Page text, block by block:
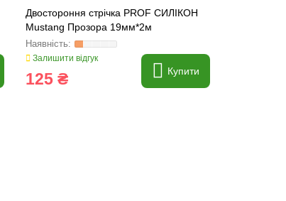
Двостороння стрічка PROF СИЛІКОН
Mustang Прозора 19мм*2м
Залишити відгук
125 ₴ Купити